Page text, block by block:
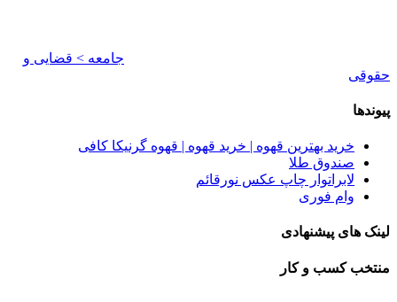
جامعه > قضایی و
حقوقی
پیوندها
خرید بهترین قهوه | خرید قهوه | قهوه گرنیکا کافی
صندوق طلا
لابراتوار چاپ عکس نورقائم
وام فوری
لینک های پیشنهادی
منتخب کسب و کار